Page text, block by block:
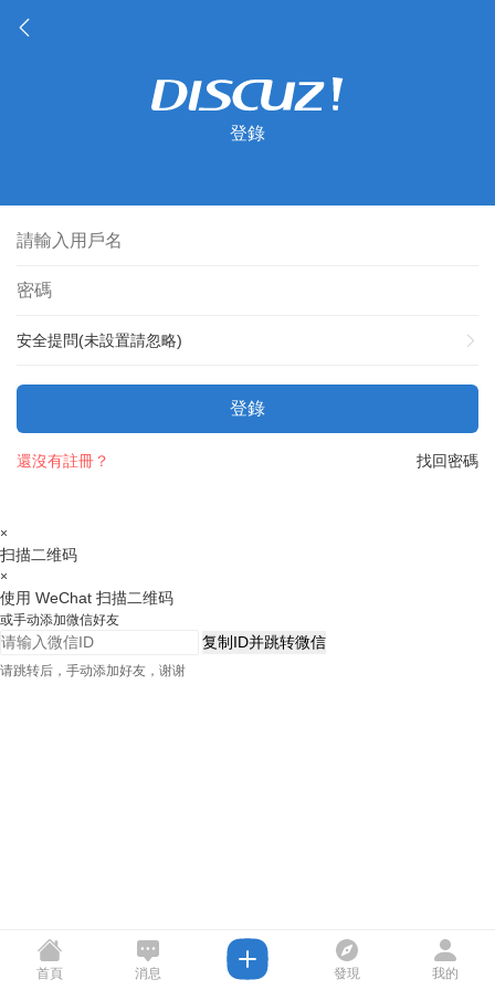
登錄
安全提問(未設置請忽略)
登錄
找回密碼
還沒有註冊？
×
扫描二维码
×
使用 WeChat 扫描二维码
或手动添加微信好友
复制ID并跳转微信
请跳转后，手动添加好友，谢谢
首頁 消息 發現 我的